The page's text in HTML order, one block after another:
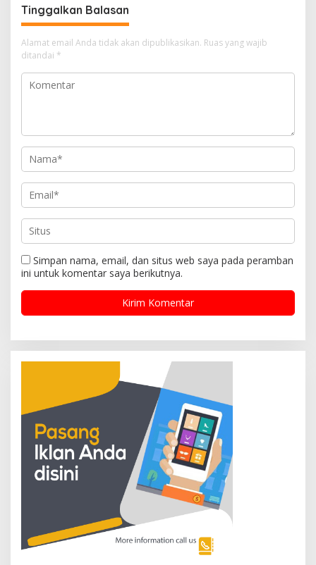
a
s
i
p
o
Tinggalkan Balasan
Alamat email Anda tidak akan dipublikasikan. Ruas yang wajib
ditandai *
Simpan nama, email, dan situs web saya pada peramban
ini untuk komentar saya berikutnya.